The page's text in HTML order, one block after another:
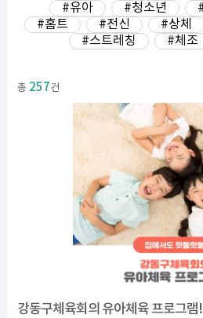
#유아
#청소년
#홈트
#전신 #상체
#스트레칭
#체조
총 257건
강동구체육회의 유아체육 프로그램!